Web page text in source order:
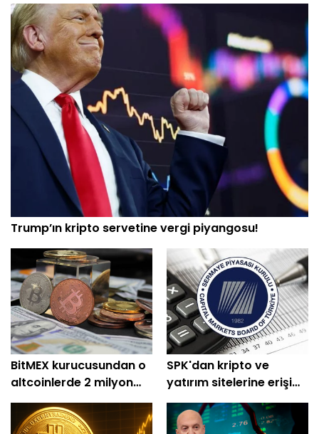
Trump’ın kripto servetine vergi piyangosu!
BitMEX kurucusundan o
altcoinlerde 2 milyon
dolarlık alım
SPK'dan kripto ve
yatırım sitelerine erişim
engeli